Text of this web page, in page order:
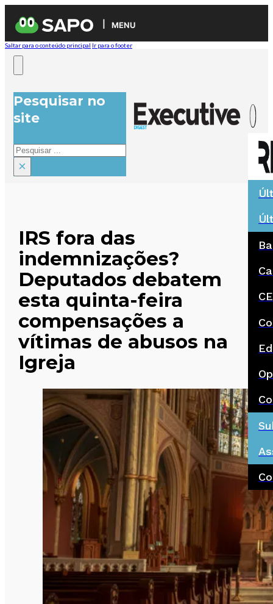
MENU
Saltar para o conteúdo principal Ir para o footer
Pesquisar no
site
Pesquisar
×
IRS fora das
indemnizações?
Deputados debatem
esta quinta-feira
compensações a
vítimas de abusos na
Igreja